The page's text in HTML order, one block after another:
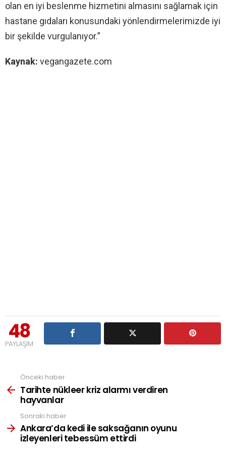
olan en iyi beslenme hizmetini almasını sağlamak için
hastane gıdaları konusundaki yönlendirmelerimizde iyi
bir şekilde vurgulanıyor.”
Kaynak: vegangazete.com
48
PAYLAŞIM
more
Önceki haber
Tarihte nükleer kriz alarmı verdiren
hayvanlar
Sonraki haber
Ankara’da kedi ile saksağanın oyunu
izleyenleri tebessüm ettirdi